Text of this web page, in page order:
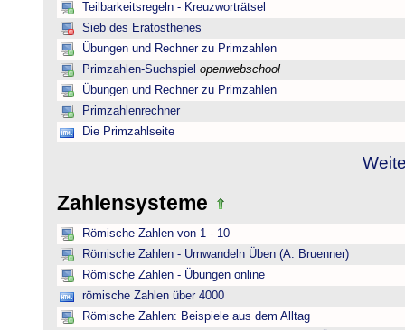
Teilbarkeitsregeln - Kreuzworträtsel
Sieb des Eratosthenes
Übungen und Rechner zu Primzahlen
Primzahlen-Suchspiel openwebschool
Übungen und Rechner zu Primzahlen
Primzahlenrechner
Die Primzahlseite
Zahlensysteme
Römische Zahlen von 1 - 10
Römische Zahlen - Umwandeln Üben (A. Bruenner)
Römische Zahlen - Übungen online
römische Zahlen über 4000
Römische Zahlen: Beispiele aus dem Alltag